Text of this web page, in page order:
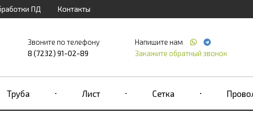
ПД Контакты
Звоните по телефону
8 (7232) 91-02-89
Напишите нам
Закажите обратный звонок
Труба Лист Сетка